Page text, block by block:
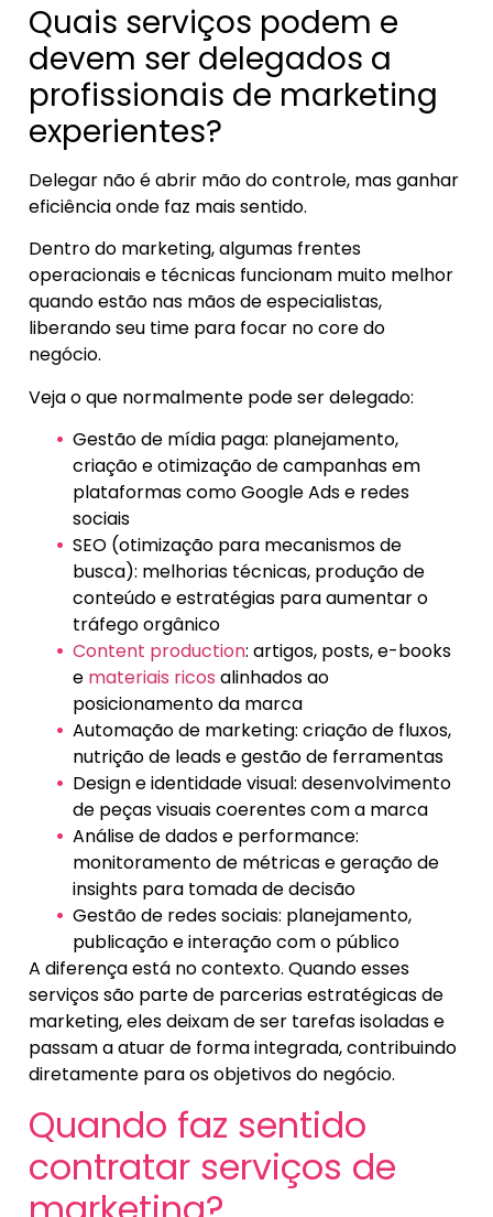
Quais serviços podem e
devem ser delegados a
profissionais de marketing
experientes?
Delegar não é abrir mão do controle, mas ganhar
eficiência onde faz mais sentido.
Dentro do marketing, algumas frentes
operacionais e técnicas funcionam muito melhor
quando estão nas mãos de especialistas,
liberando seu time para focar no core do
negócio.
Veja o que normalmente pode ser delegado:
Gestão de mídia paga: planejamento,
criação e otimização de campanhas em
plataformas como Google Ads e redes
sociais
SEO (otimização para mecanismos de
busca): melhorias técnicas, produção de
conteúdo e estratégias para aumentar o
tráfego orgânico
Content production: artigos, posts, e-books
e materiais ricos alinhados ao
posicionamento da marca
Automação de marketing: criação de fluxos,
nutrição de leads e gestão de ferramentas
Design e identidade visual: desenvolvimento
de peças visuais coerentes com a marca
Análise de dados e performance:
monitoramento de métricas e geração de
insights para tomada de decisão
Gestão de redes sociais: planejamento,
publicação e interação com o público
A diferença está no contexto. Quando esses
serviços são parte de parcerias estratégicas de
marketing, eles deixam de ser tarefas isoladas e
passam a atuar de forma integrada, contribuindo
diretamente para os objetivos do negócio.
Quando faz sentido
contratar serviços de